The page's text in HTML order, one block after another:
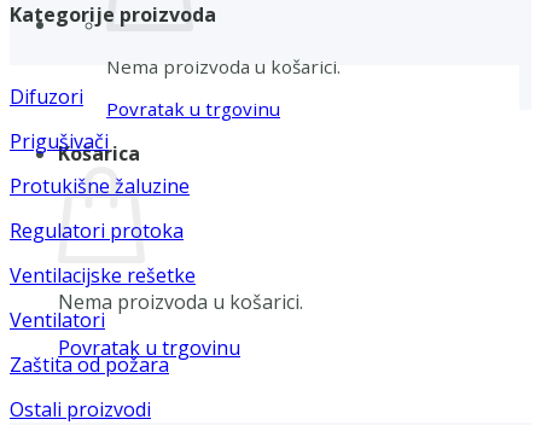
Nema proizvoda u košarici.
Povratak u trgovinu
Košarica
Nema proizvoda u košarici.
Povratak u trgovinu
Kategorije proizvoda
Difuzori
Prigušivači
Protukišne žaluzine
Regulatori protoka
Ventilacijske rešetke
Ventilatori
Zaštita od požara
Ostali proizvodi